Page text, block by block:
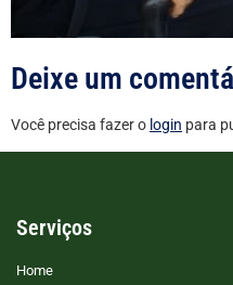
Deixe um
Você precisa fazer o login para
Serviços
Home